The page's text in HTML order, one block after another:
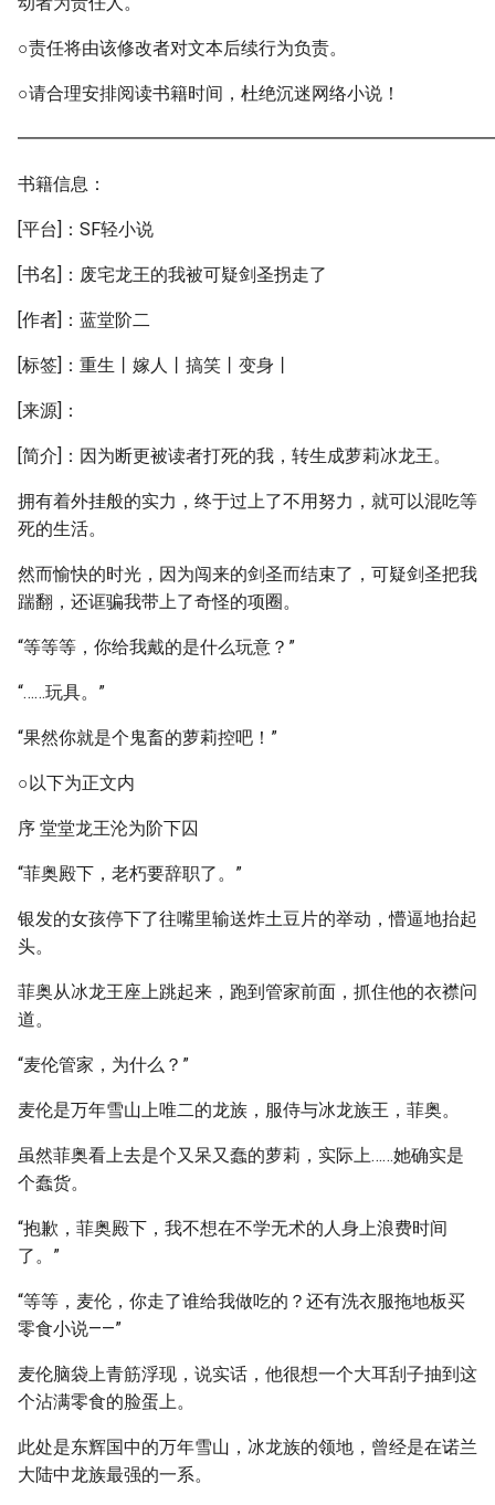
○责任将由该修改者对文本后续行为负责。
○请合理安排阅读书籍时间，杜绝沉迷网络小说！
书籍信息：
[平台]：SF轻小说
[书名]：废宅龙王的我被可疑剑圣拐走了
[作者]：蓝堂阶二
[标签]：重生丨嫁人丨搞笑丨变身丨
[来源]：
[简介]：因为断更被读者打死的我，转生成萝莉冰龙王。
拥有着外挂般的实力，终于过上了不用努力，就可以混吃等
死的生活。
然而愉快的时光，因为闯来的剑圣而结束了，可疑剑圣把我
踹翻，还诓骗我带上了奇怪的项圈。
“等等等，你给我戴的是什么玩意？”
“……玩具。”
“果然你就是个鬼畜的萝莉控吧！”
○以下为正文内
序 堂堂龙王沦为阶下囚
“菲奥殿下，老朽要辞职了。”
银发的女孩停下了往嘴里输送炸土豆片的举动，懵逼地抬起
头。
菲奥从冰龙王座上跳起来，跑到管家前面，抓住他的衣襟问
道。
“麦伦管家，为什么？”
麦伦是万年雪山上唯二的龙族，服侍与冰龙族王，菲奥。
虽然菲奥看上去是个又呆又蠢的萝莉，实际上……她确实是
个蠢货。
“抱歉，菲奥殿下，我不想在不学无术的人身上浪费时间
了。”
“等等，麦伦，你走了谁给我做吃的？还有洗衣服拖地板买
零食小说——”
麦伦脑袋上青筋浮现，说实话，他很想一个大耳刮子抽到这
个沾满零食的脸蛋上。
此处是东辉国中的万年雪山，冰龙族的领地，曾经是在诺兰
大陆中龙族最强的一系。